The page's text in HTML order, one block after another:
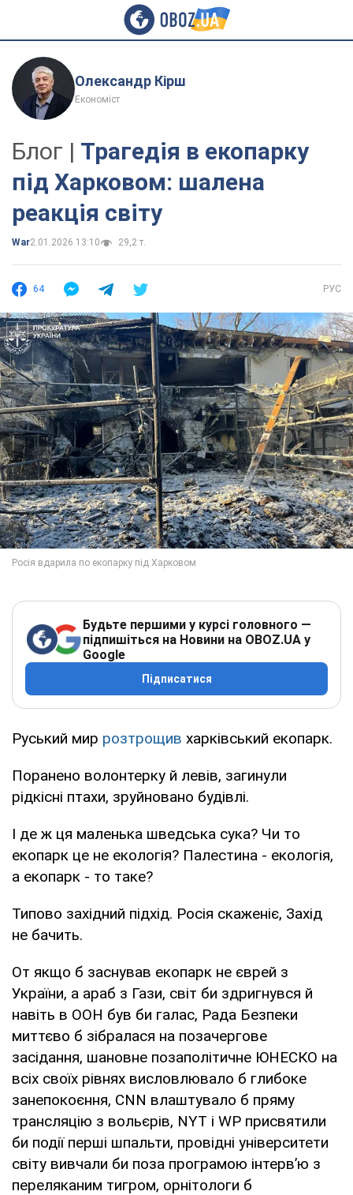
Олександр Кірш
Економіст
Блог | Трагедія в екопарку
під Харковом: шалена
реакція світу
War2.01.2026 13:10 29,2 т.
64 РУС
Будьте першими у курсі головного —
підпишіться на Новини на OBOZ.UA у
Google
Підписатися
Руський мир розтрощив харківський екопарк.
Поранено волонтерку й левів, загинули
рідкісні птахи, зруйновано будівлі.
І де ж ця маленька шведська сука? Чи то
екопарк це не екологія? Палестина - екологія,
а екопарк - то таке?
Типово західний підхід. Росія скаженіє, Захід
не бачить.
От якщо б заснував екопарк не єврей з
України, а араб з Гази, світ би здригнувся й
навіть в ООН був би галас, Рада Безпеки
миттєво б зібралася на позачергове
засідання, шановне позаполітичне ЮНЕСКО на
всіх своїх рівнях висловлювало б глибоке
занепокоєння, CNN влаштувало б пряму
трансляцію з вольєрів, NYT i WP присвятили
би події перші шпальти, провідні університети
світу вивчали би поза програмою інтерв’ю з
переляканим тигром, орнітологи б